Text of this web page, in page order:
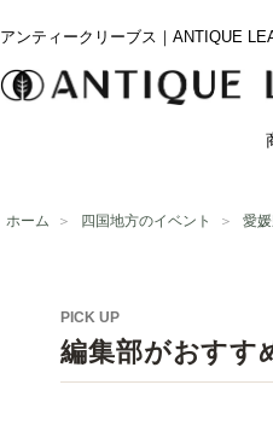
アンティークリーブス｜ANTIQUE
ホーム ＞ 四国地方のイベント ＞ 愛
PICK UP
編集部がおすす